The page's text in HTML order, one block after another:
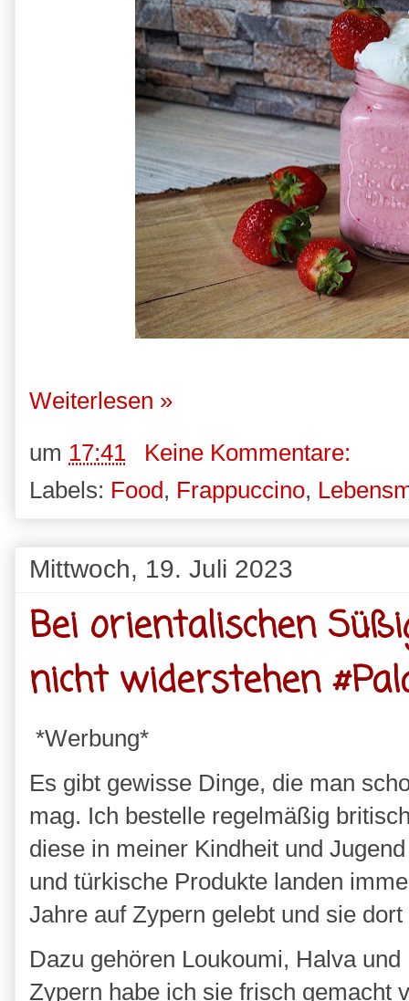
Weiterlesen »
um 17:41
Keine Kommentare:
Labels: Food, Frappuccino,
Mittwoch, 19. Juli 2023
Bei orientalischen
nicht widerstehen
*Werbung*
Es gibt gewisse Dinge, die man
mag. Ich bestelle regelmäßig
diese in meiner Kindheit und
und türkische Produkte landen
Jahre auf Zypern gelebt und sie
Dazu gehören Loukoumi, Halva
Zypern habe ich sie frisch gemacht